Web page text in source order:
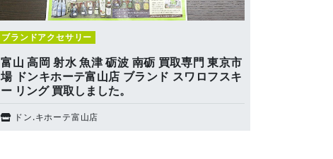
ブランドアクセサリー
富山 高岡 射水 魚津 砺波 南砺 買取専門 東京市
場 ドンキホーテ富山店 ブランド スワロフスキ
ー リング 買取しました。
ドン.キホーテ富山店